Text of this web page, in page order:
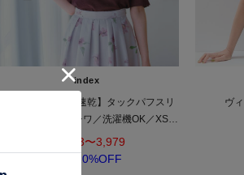
index
【接触冷感／吸水速乾】タックパフスリ
ーブブラウス《防シワ／洗濯機OK／XS～
3L／8col》
¥3,183〜3,979
MAX20%OFF
ヴ